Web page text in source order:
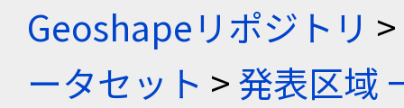
Geoshapeリポジトリ >
ータセット >発表区域